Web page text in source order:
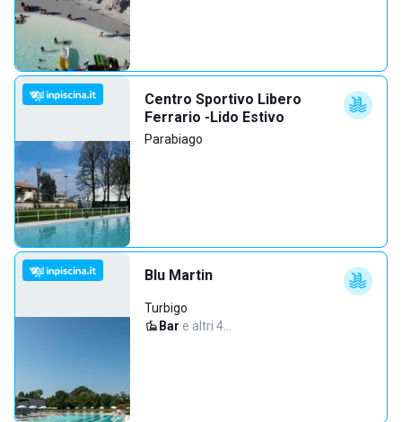
Centro Sportivo Libero
Ferrario -Lido Estivo
Parabiago
Blu Martin
Turbigo
Bar·e altri 4…